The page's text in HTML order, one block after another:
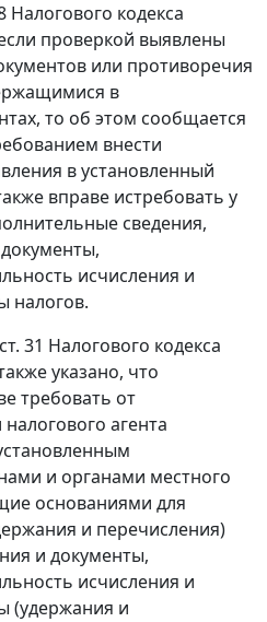
Налогового кодекса
проверкой выявлены
или противоречия
в
то об этом сообщается
внести
в установленный
вправе истребовать у
сведения,
исчисления и
налогов.
31 Налогового кодекса
указано, что
требовать от
агента
и органами местного
основаниями для
и перечисления)
и документы,
исчисления и
(удержания и